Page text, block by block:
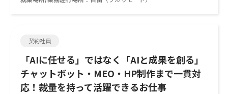
契約社員
「AIに任せる」ではなく「AIと成果を創る」
チャットボット・MEO・HP制作まで一貫対
応！裁量を持って活躍できるお仕事